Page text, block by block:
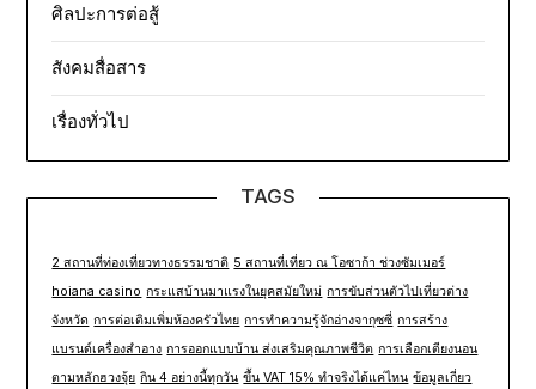
ศิลปะการต่อสู้
สังคมสื่อสาร
เรื่องทั่วไป
TAGS
2 สถานที่ท่องเที่ยวทางธรรมชาติ 5 สถานที่เที่ยว ณ โอซาก้า ช่วงซัมเมอร์
hoiana casino กระแสบ้านมาแรงในยุคสมัยใหม่ การขับส่วนตัวไปเที่ยวต่าง
จังหวัด การต่อเติมเพิ่มห้องครัวไทย การทำความรู้จักอ่างจากุซซี่ การสร้าง
แบรนด์เครื่องสำอาง การออกแบบบ้าน ส่งเสริมคุณภาพชีวิต การเลือกเตียงนอน
ตามหลักฮวงจุ้ย กิน 4 อย่างนี้ทุกวัน ขึ้น VAT 15% ทำจริงได้แค่ไหน ข้อมูลเกี่ยว